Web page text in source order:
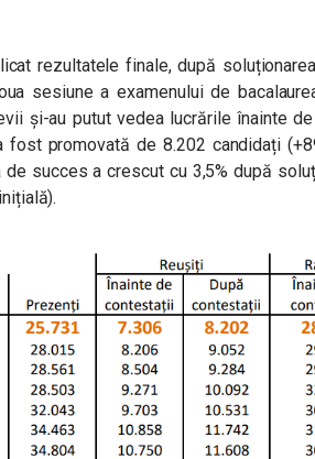
rezultatele finale, după
sesiune a examenului de
și-au putut vedea lucrările înainte
fost promovată de 8.202 candidați
de succes a crescut cu 3,5% după